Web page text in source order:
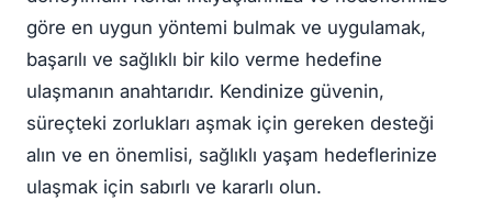
göre en uygun yöntemi bulmak ve uygulamak,
başarılı ve sağlıklı bir kilo verme hedefine
ulaşmanın anahtarıdır. Kendinize güvenin,
süreçteki zorlukları aşmak için gereken desteği
alın ve en önemlisi, sağlıklı yaşam hedeflerinize
ulaşmak için sabırlı ve kararlı olun.